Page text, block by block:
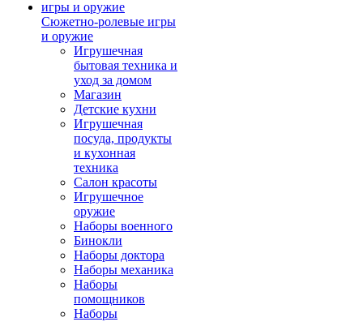
Сюжетно-ролевые игры
и оружие
Игрушечная
бытовая техника и
уход за домом
Магазин
Детские кухни
Игрушечная
посуда, продукты
и кухонная
техника
Салон красоты
Игрушечное
оружие
Наборы военного
Бинокли
Наборы доктора
Наборы механика
Наборы
помощников
Наборы